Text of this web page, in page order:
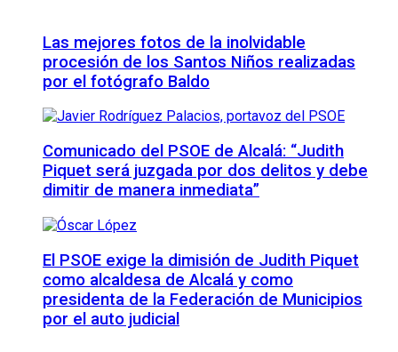
Las mejores fotos de la inolvidable
procesión de los Santos Niños realizadas
por el fotógrafo Baldo
Comunicado del PSOE de Alcalá: “Judith
Piquet será juzgada por dos delitos y debe
dimitir de manera inmediata”
El PSOE exige la dimisión de Judith Piquet
como alcaldesa de Alcalá y como
presidenta de la Federación de Municipios
por el auto judicial